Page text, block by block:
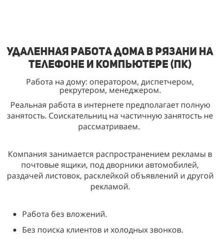
Удаленная работа дома в Рязани на
телефоне и компьютере (ПК)
Работа на дому: оператором, диспетчером,
рекрутером, менеджером.
Реальная работа в интернете предполагает полную
занятость. Соискательниц на частичную занятость не
рассматриваем.
Компания занимается распространением рекламы в
почтовые ящики, под дворники автомобилей,
раздачей листовок, расклейкой объявлений и другой
рекламой.
Работа без вложений.
Без поиска клиентов и холодных звонков.